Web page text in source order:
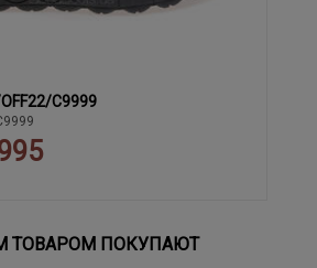
44 C9999
ТОВАРОМ ПОКУПАЮТ